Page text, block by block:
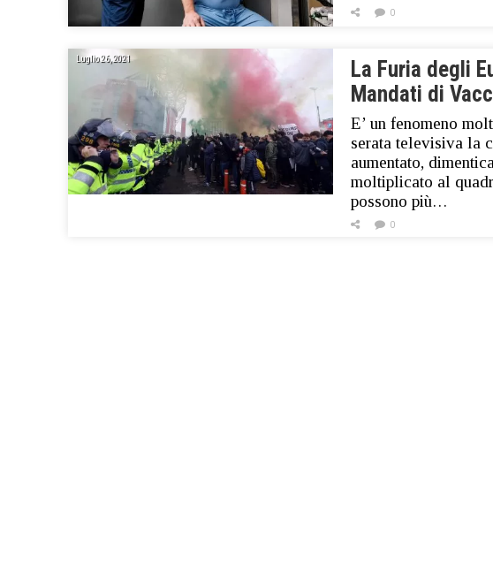
0
Luglio 26, 2021
La Furia degli
Mandati di
E’ un fenomeno
serata televisiva la
aumentato,
moltiplicato al
possono più…
0